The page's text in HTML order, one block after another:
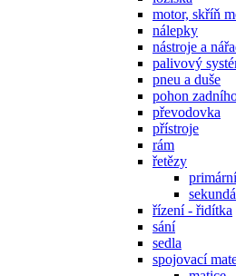
motor, skříň
nálepky
nástroje a
palivový
pneu a duše
pohon
převodovka
přístroje
rám
řetězy
primární
řízení - řidítka
sání
sedla
spojovací